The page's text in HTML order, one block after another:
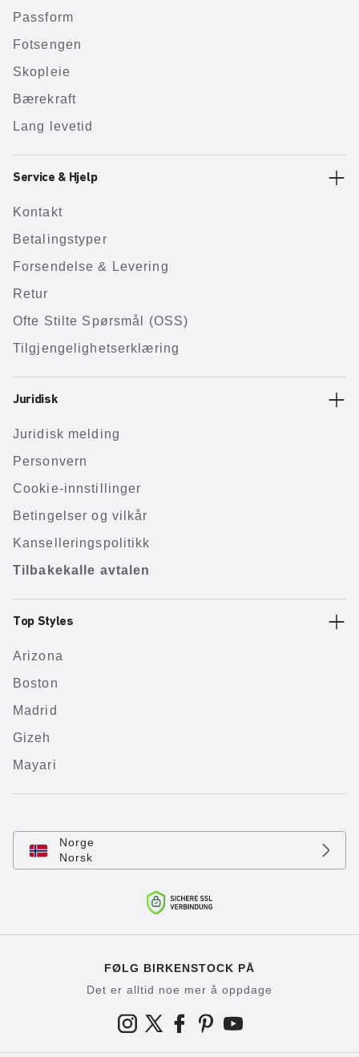
Passform
Fotsengen
Skopleie
Bærekraft
Lang levetid
Service & Hjelp
Kontakt
Betalingstyper
Forsendelse & Levering
Retur
Ofte Stilte Spørsmål (OSS)
Tilgjengelighetserklæring
Juridisk
Juridisk melding
Personvern
Cookie-innstillinger
Betingelser og vilkår
Kanselleringspolitikk
Tilbakekalle avtalen
Top Styles
Arizona
Boston
Madrid
Gizeh
Mayari
Norge
Norsk
FØLG BIRKENSTOCK PÅ
Det er alltid noe mer å oppdage